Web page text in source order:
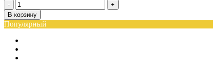
-
+
В корзину
Популярный